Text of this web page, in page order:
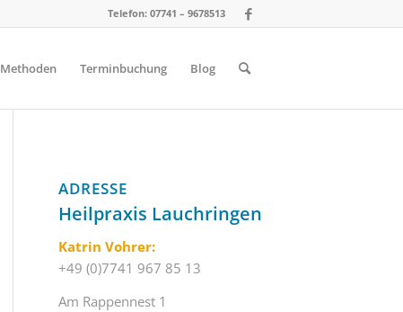
Telefon: 07741 – 9678513
Methoden Terminbuchung Blog
ADRESSE
Heilpraxis Lauchringen
Katrin Vohrer:
+49 (0)7741 967 85 13
Am Rappennest 1